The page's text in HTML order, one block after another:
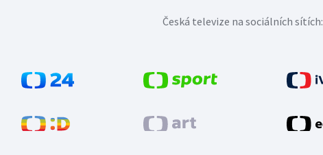
Česká televize na sociálních sítích: